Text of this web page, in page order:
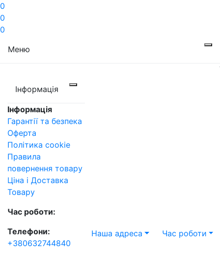
0
0
0
Меню
Інформація
Інформація
Гарантії та безпека
Оферта
Політика cookie
Правила
повернення товару
Ціна і Доставка
Товару
Час роботи:
Телефони:
+380632744840
Наша адреса Час роботи